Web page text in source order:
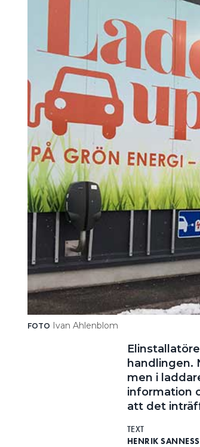
SEARCH
FOTO Ivan Ahlenblom
handlingen.
men i
information
att det
TEXT
HENRIK